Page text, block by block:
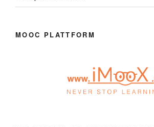
MOOC PLATTFORM